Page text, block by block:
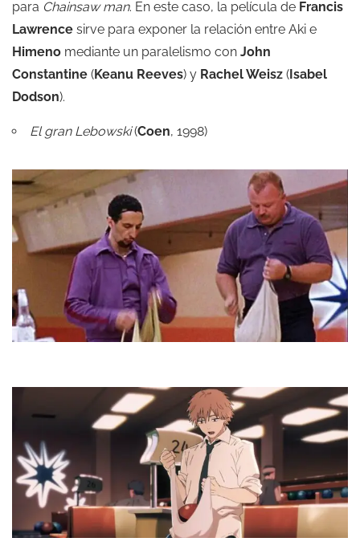
para Chainsaw man. En este caso, la película de Francis
Lawrence sirve para exponer la relación entre Aki e
Himeno mediante un paralelismo con John
Constantine (Keanu Reeves) y Rachel Weisz (Isabel
Dodson).
El gran Lebowski(Coen, 1998)